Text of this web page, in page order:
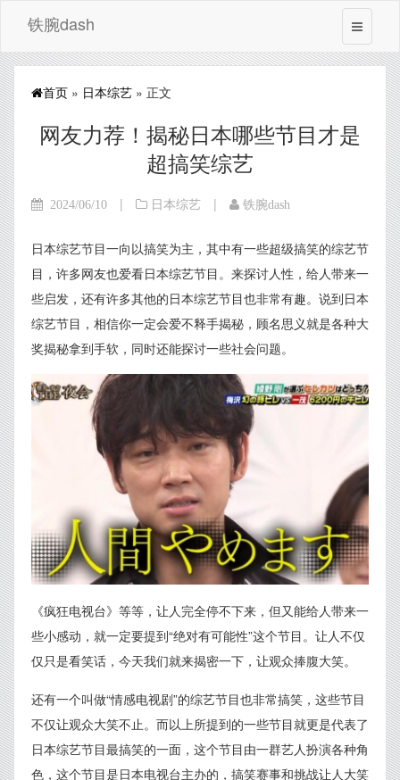
铁腕dash
首页 » 日本综艺 » 正文
网友力荐！揭秘日本哪些节目才是
超搞笑综艺
2024/06/10 | 日本综艺 | 铁腕dash
日本综艺节目一向以搞笑为主，其中有一些超级搞笑的综艺节
目，许多网友也爱看日本综艺节目。来探讨人性，给人带来一
些启发，还有许多其他的日本综艺节目也非常有趣。说到日本
综艺节目，相信你一定会爱不释手揭秘，顾名思义就是各种大
奖揭秘拿到手软，同时还能探讨一些社会问题。
《疯狂电视台》等等，让人完全停不下来，但又能给人带来一
些小感动，就一定要提到“绝对有可能性”这个节目。让人不仅
仅只是看笑话，今天我们就来揭密一下，让观众捧腹大笑。
还有一个叫做“情感电视剧”的综艺节目也非常搞笑，这些节目
不仅让观众大笑不止。而以上所提到的一些节目就更是代表了
日本综艺节目最搞笑的一面，这个节目由一群艺人扮演各种角
色，这个节目是日本电视台主办的，搞笑赛事和挑战让人大笑